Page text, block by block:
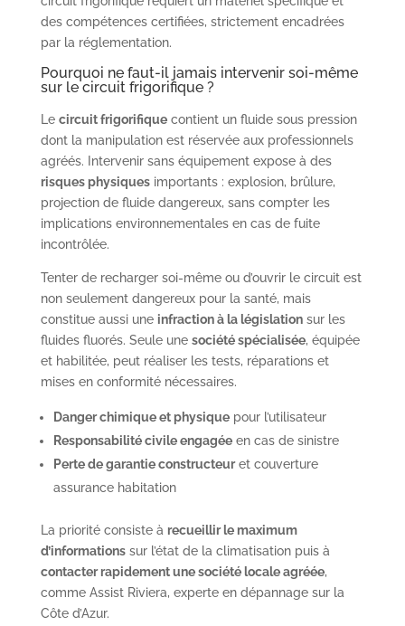
des compétences certifiées, strictement encadrées
par la réglementation.
Pourquoi ne faut-il jamais intervenir soi-même
sur le circuit frigorifique ?
Le circuit frigorifiquecontient un fluide sous pression
dont la manipulation est réservée aux professionnels
agréés. Intervenir sans équipement expose à des
risques physiquesimportants : explosion, brûlure,
projection de fluide dangereux, sans compter les
implications environnementales en cas de fuite
incontrôlée.
Tenter de recharger soi-même ou d’ouvrir le circuit est
non seulement dangereux pour la santé, mais
constitue aussi une infraction à la législationsur les
fluides fluorés. Seule une société spécialisée, équipée
et habilitée, peut réaliser les tests, réparations et
mises en conformité nécessaires.
Danger chimique et physiquepour l’utilisateur
Responsabilité civile engagéeen cas de sinistre
Perte de garantie constructeuret couverture
assurance habitation
La priorité consiste à recueillir le maximum
d’informationssur l’état de la climatisation puis à
contacter rapidement une société locale agréée,
comme Assist Riviera, experte en dépannage sur la
Côte d’Azur.